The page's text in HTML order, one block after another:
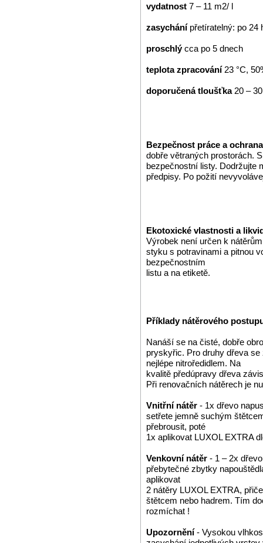
vydatnost 7 – 11 m2/ l
zasychání přetíratelný: po 24
proschlýcca po 5 dnech
teplota zpracování 23 °C,
doporučená tloušťka20 –
Bezpečnost práce a
dobře větraných prostorách.
bezpečnostní listy. Dodržujte
předpisy. Po požití
Ekotoxické vlastnosti a
Výrobek není určen k
styku s potravinami a pitnou
bezpečnostním
listu a na etiketě.
Příklady nátěrového
Nanáší se na čisté, dobře
pryskyřic. Pro druhy dřeva
nejlépe nitroředidlem. Na
kvalitě předúpravy dřeva
Při renovačních nátěrech je
Vnitřní nátěr - 1x dřevo
setřete jemně suchým
přebrousit, poté
1x aplikovat LUXOL EXTRA
Venkovní nátěr - 1 – 2x
přebytečné zbytky
aplikovat
2 nátěry LUXOL EXTRA,
štětcem nebo hadrem. Tím
rozmíchat !
Upozornění- Vysokou